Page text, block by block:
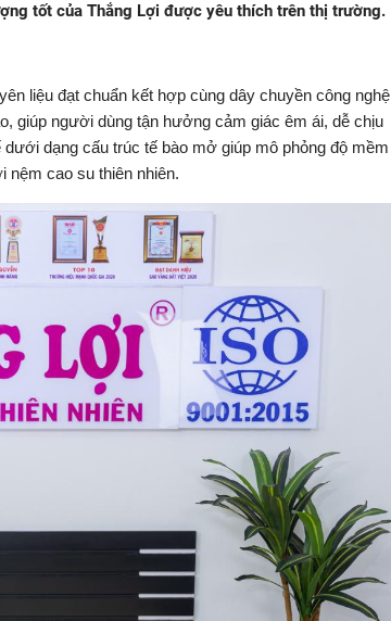
tốt của Thắng Lợi được yêu thích trên thị trường.
liệu đạt chuẩn kết hợp cùng dây chuyền công nghệ
giúp người dùng tận hưởng cảm giác êm ái, dễ chịu
dạng cấu trúc tế bào mở giúp mô phỏng độ mềm
nệm cao su thiên nhiên.